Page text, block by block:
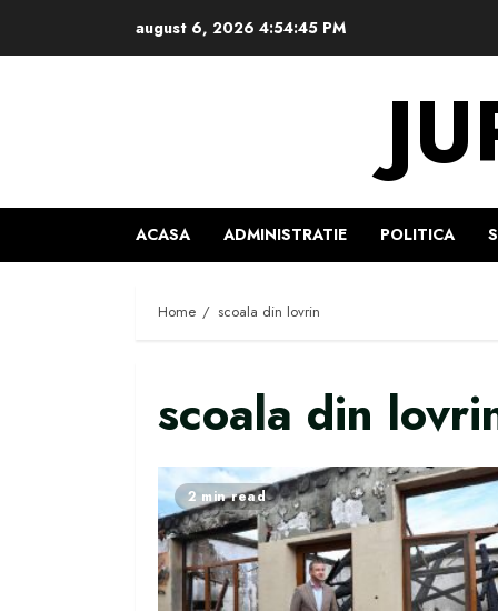
august 6, 2026 4:54:46 PM
ACASA ADMINISTRATIE POLITICA
Home scoala din lovrin
scoala din
2 min read